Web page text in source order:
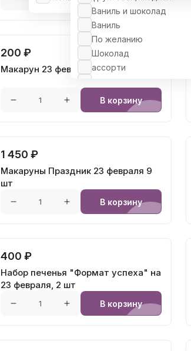
200 ₽
Макарун 23 февраля 1 шт
В корзину
1 450 ₽
Макаруны Праздник 23 февраля 9
шт
В корзину
400 ₽
Набор печенья "Формат успеха" на
23 февраля, 2 шт
В корзину
Ваниль и шоколад
Ваниль
По желанию
Шоколад
ассорти